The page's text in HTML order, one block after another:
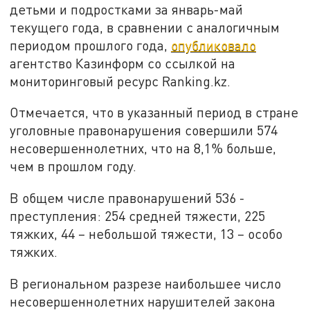
детьми и подростками за январь-май
текущего года, в сравнении с аналогичным
периодом прошлого года, опубликовало
агентство Казинформ со ссылкой на
мониторинговый ресурс Ranking.kz.
Отмечается, что в указанный период в стране
уголовные правонарушения совершили 574
несовершеннолетних, что на 8,1% больше,
чем в прошлом году.
В общем числе правонарушений 536 -
преступления: 254 средней тяжести, 225
тяжких, 44 – небольшой тяжести, 13 – особо
тяжких.
В региональном разрезе наибольшее число
несовершеннолетних нарушителей закона